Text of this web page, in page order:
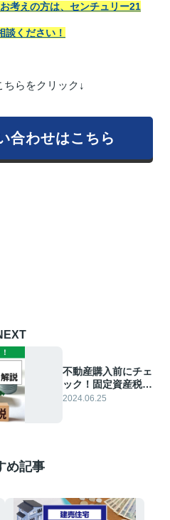
考えの方は、センチュリー21
談ください！
らをクリック↓
合わせはこちら
不動産購入前にチェ
ック！固定資産税の
計算方法と支払う時
2024.06.25
め記事